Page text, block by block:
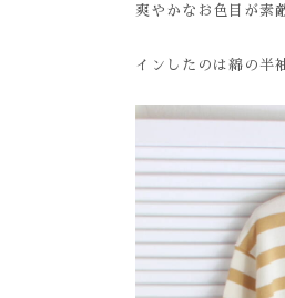
爽やかなお色目が素
インしたのは綿の半